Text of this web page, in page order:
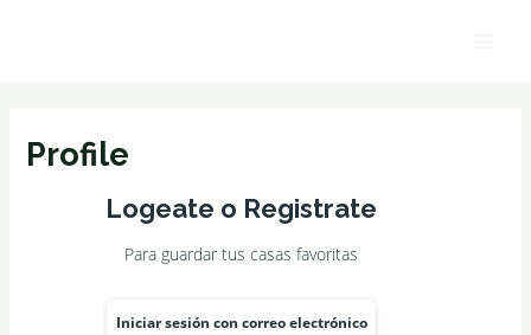
Profile
Logeate o Registrate
Para guardar tus casas favoritas
Iniciar sesión con correo electrónico